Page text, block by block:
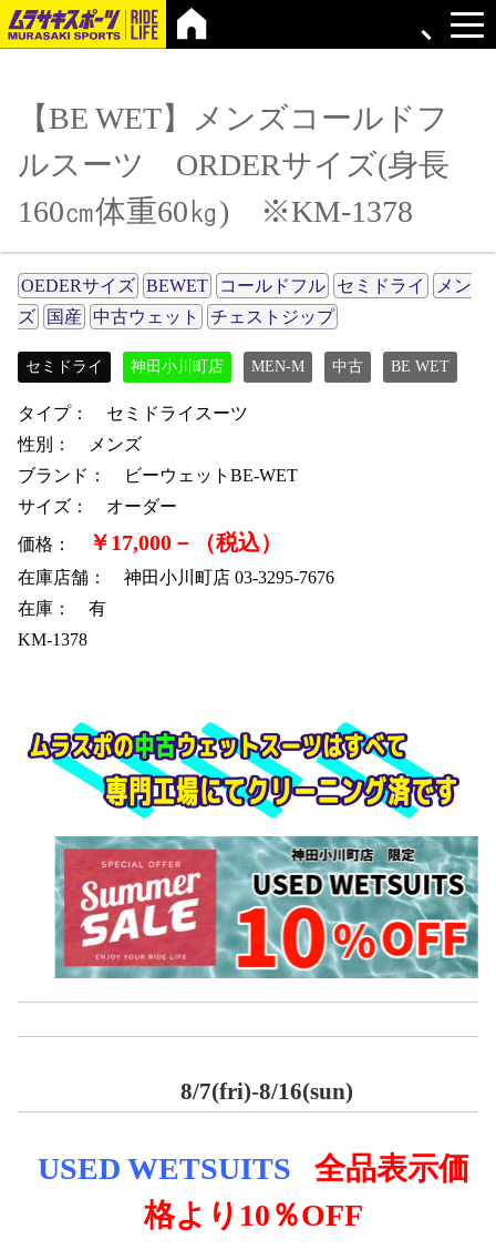
【BE WET】メンズコールドフ
ルスーツ ORDERサイズ(身長
160㎝体重60㎏) ※KM-1378
OEDERサイズ BEWET コールドフル セミドライ
メン
ズ
国産 中古ウェット チェストジップ
セミドライ 神田小川町店 MEN-M 中古 BE WET
タイプ： セミドライスーツ
性別： メンズ
ブランド： ビーウェットBE-WET
サイズ： オーダー
価格：
￥17,000－（税込）
在庫店舗： 神田小川町店 03-3295-7676
在庫： 有
KM-1378
8/7(fri)-8/16(sun)
USED WETSUITS
全品表示価
格より 10％OFF